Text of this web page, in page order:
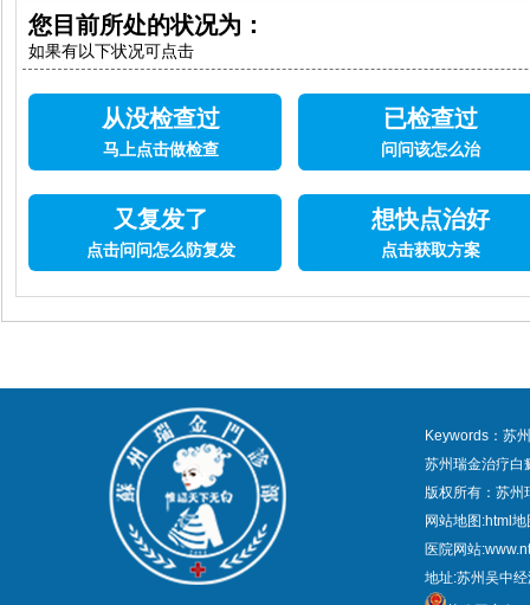
您目前所处的状况为：
如果有以下状况可点击
从没检查过
马上点击做检查
已检查过
问问该怎么治
又复发了
点击问问怎么防复发
想快点治好
点击获取方案
Keywords：苏
苏州瑞金治疗白
版权所有：苏
网站地图:html地
医院网站
地址:苏州吴中